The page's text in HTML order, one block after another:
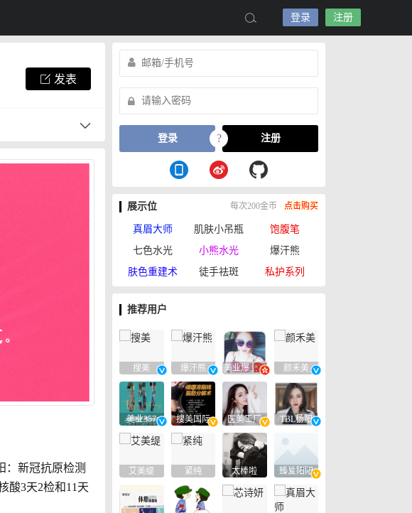
登录 注册
发表
：新冠抗原检测
酸3天2检和11天
登录 ? 注册
展示位 每次200金币 点击购买
真眉大师 肌肤小吊瓶
饱腹笔
七色水光
小熊水光
爆汗熊
肤色重建术
徒手祛斑 私护系列
推荐用户
搜美 爆汗熊 美业爆款平台 颜禾美
美业357 搜美国际 医美工厂 TBL杨阳
艾美缇 紧纯 太棒啦 臻爱阳阳